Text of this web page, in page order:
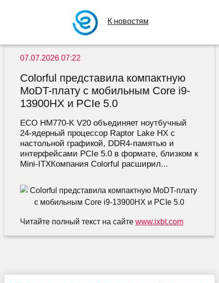
К новостям
07.07.2026 07:22
Colorful представила компактную
MoDT-плату с мобильным Core i9-
13900HX и PCIe 5.0
ECO HM770-K V20 объединяет ноутбучный
24-ядерный процессор Raptor Lake HX с
настольной графикой, DDR4-памятью и
интерфейсами PCIe 5.0 в формате, близком к
Mini-ITXКомпания Colorful расширил...
Читайте полный текст на сайте www.ixbt.com